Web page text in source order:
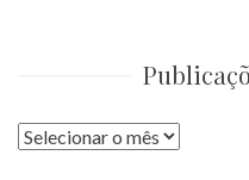
Publicações